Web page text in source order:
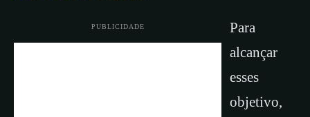
PUBLICIDADE
Para
alcançar
esses
objetivo,